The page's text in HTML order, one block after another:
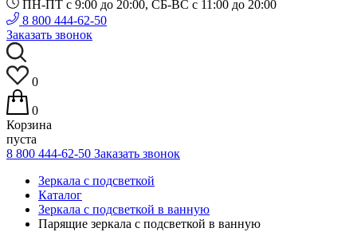
ПН-ПТ с 9:00 до 20:00, СБ-ВС с 11:00 до 20:00
8 800 444-62-50
Заказать звонок
0
0
Корзина
пуста
8 800 444-62-50 Заказать звонок
Зеркала с подсветкой
Каталог
Зеркала с подсветкой в ванную
Парящие зеркала с подсветкой в ванную